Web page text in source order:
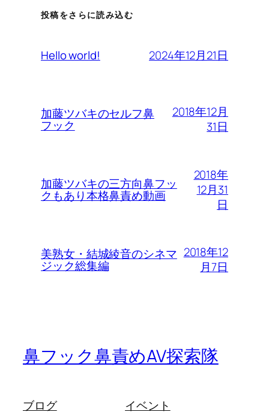
投稿をさらに読み込む
Hello world! 2024年12月21日
加藤ツバキのセルフ鼻
フック
2018年12月
31日
加藤ツバキの三方向鼻フッ
クもあり本格鼻責め動画
2018年
12月31
日
美熟女・結城綾音のシネマ
ジック総集編
2018年12
月7日
鼻フック鼻責めAV探索隊
ブログ
イベント